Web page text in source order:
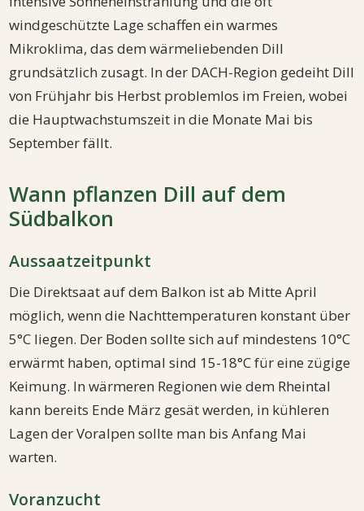
windgeschützte Lage schaffen ein warmes
Mikroklima, das dem wärmeliebenden Dill
grundsätzlich zusagt. In der DACH-Region gedeiht Dill
von Frühjahr bis Herbst problemlos im Freien, wobei
die Hauptwachstumszeit in die Monate Mai bis
September fällt.
Wann pflanzen Dill auf dem
Südbalkon
Aussaatzeitpunkt
Die Direktsaat auf dem Balkon ist ab Mitte April
möglich, wenn die Nachttemperaturen konstant über
5°C liegen. Der Boden sollte sich auf mindestens 10°C
erwärmt haben, optimal sind 15-18°C für eine zügige
Keimung. In wärmeren Regionen wie dem Rheintal
kann bereits Ende März gesät werden, in kühleren
Lagen der Voralpen sollte man bis Anfang Mai
warten.
Voranzucht